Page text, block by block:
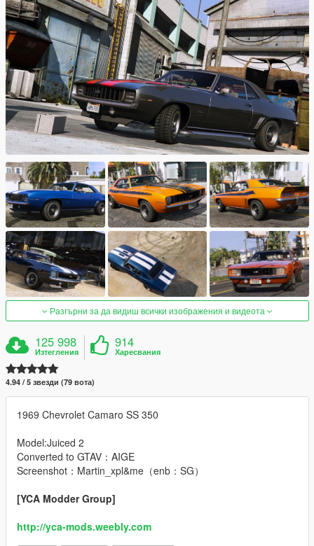
Разгърни за да видиш всички изображения и видеота
125 998
Изтегления
914
Харесвания
4.94 / 5 звезди (79 вота)
1969 Chevrolet Camaro SS 350
Model:Juiced 2
Converted to GTAV：AIGE
Screenshot：Martin_xpl&me（enb：SG）
[YCA Modder Group]
http://yca-mods.weebly.com